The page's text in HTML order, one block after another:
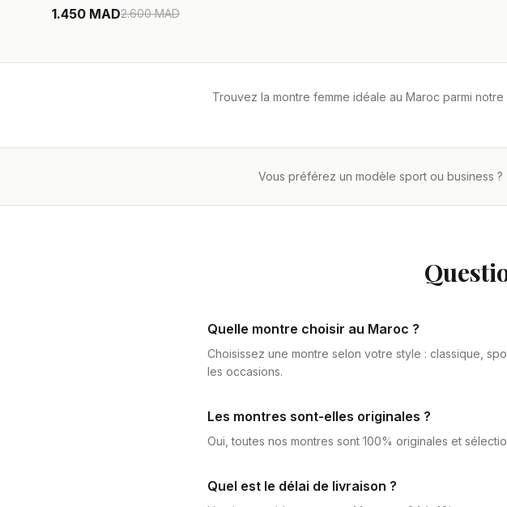
1.450 MAD2.600MAD
Trouvez la montre femme idéale au Maroc parmi
Vous préférez un modèle sport ou business ?
Quelle montre choisir au Maroc ?
Choisissez une montre selon votre style : classique,
les occasions.
Les montres sont-elles originales ?
Oui, toutes nos montres sont 100% originales et
Quel est le délai de livraison ?